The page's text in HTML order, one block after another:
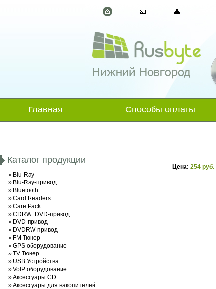
Главная Способы оплаты
Каталог продукции
» Blu-Ray
» Blu-Ray-привод
» Bluetooth
»Card Readers
»Care Pack
»CDRW+DVD-привод
» DVD-привод
» DVDRW-привод
» FM Тюнер
»GPS оборудование
»TV Тюнер
» USB Устройства
»VoIP оборудование
»Аксессуары CD
»Аксессуары для накопителей
Цена: 254 руб.